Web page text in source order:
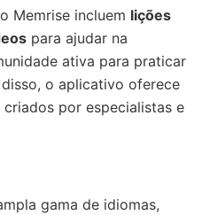
Memrise incluem lições
para ajudar na
ativa para praticar
o aplicativo oferece
por especialistas e
gama de idiomas,